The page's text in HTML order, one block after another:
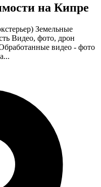
на Кипре
Земельные
Видео, фото, дрон
видео - фото